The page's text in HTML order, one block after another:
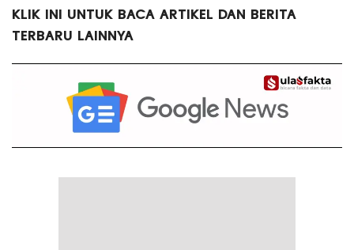
KLIK INI UNTUK BACA ARTIKEL DAN BERITA
TERBARU LAINNYA